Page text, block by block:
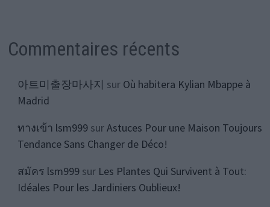
Commentaires récents
아트미출장마사지 sur Où habitera Kylian Mbappe à
Madrid
ทางเข้า lsm999surAstuces Pour une Maison Toujours
Tendance Sans Changer de Déco!
สมัคร lsm999sur Les Plantes Qui Survivent à Tout:
Idéales Pour les Jardiniers Oublieux!